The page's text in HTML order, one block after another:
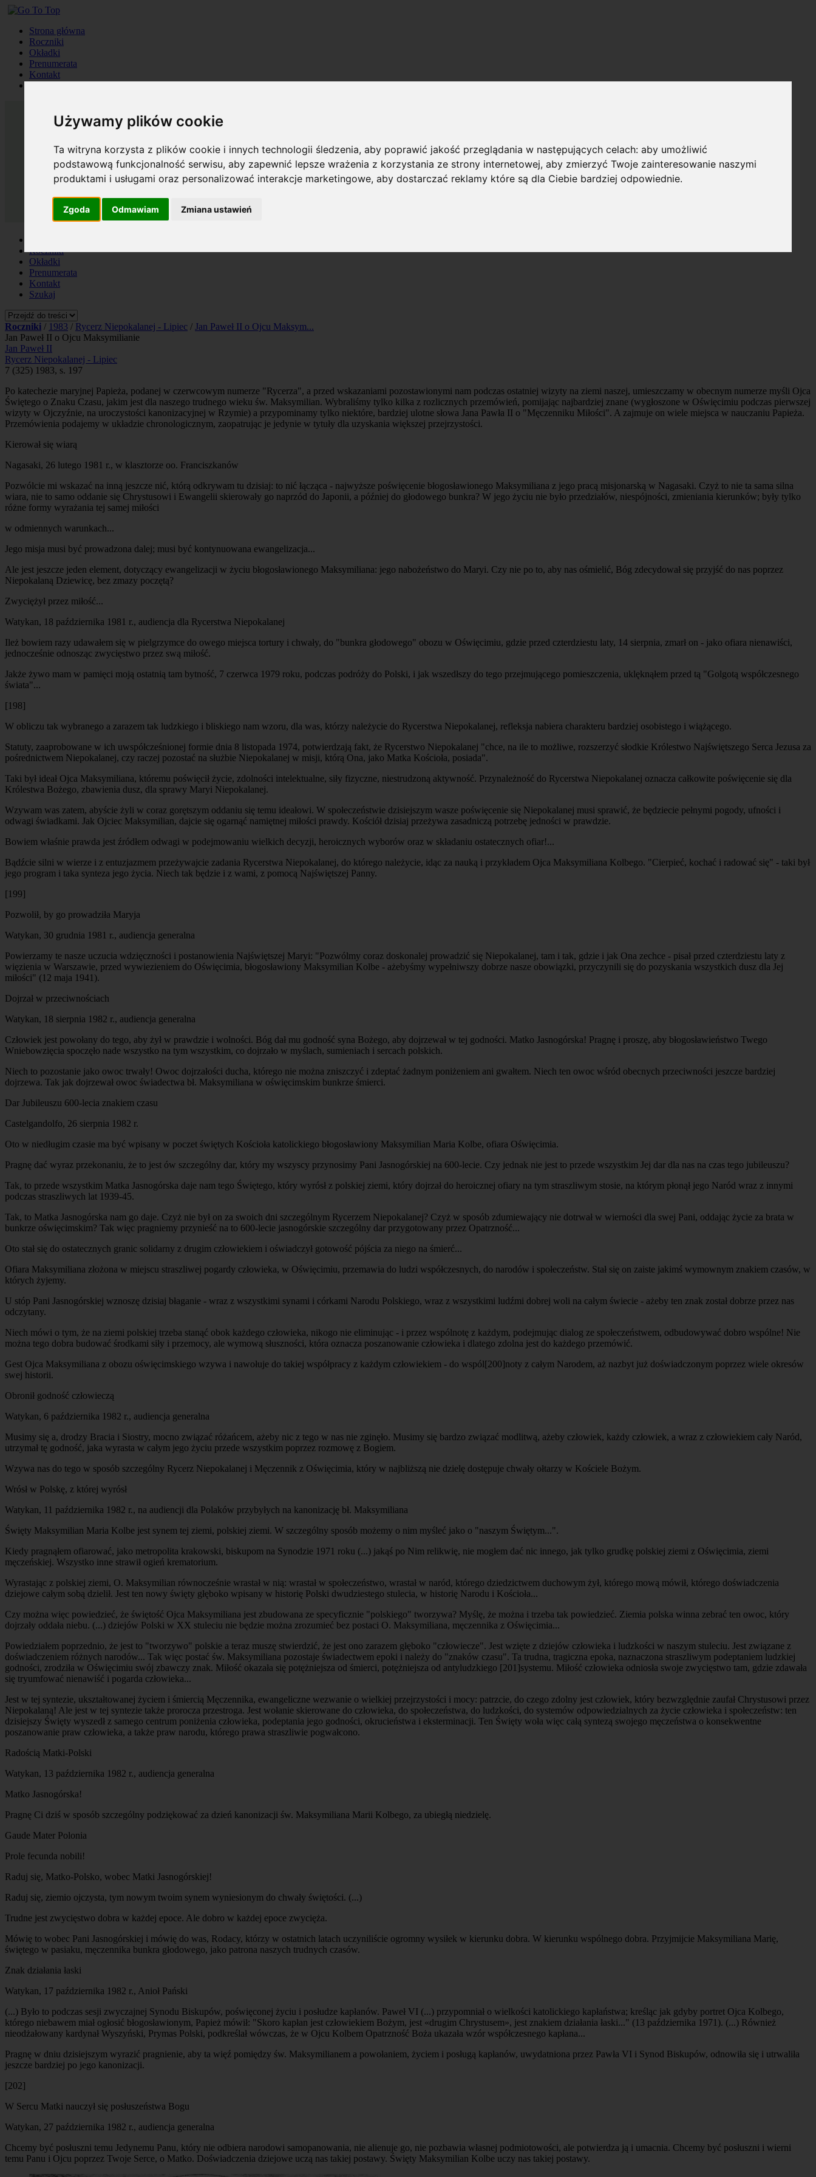
Używamy plików cookie
Ta witryna korzysta z plików cookie i innych technologii śledzenia, aby poprawić jakość przeglądania w następujących celach:aby umożliwić
podstawową funkcjonalność serwisu,aby zapewnić lepsze wrażenia z korzystania ze strony internetowej,aby zmierzyć Twoje zainteresowanie naszymi
produktami i usługami oraz personalizować interakcje marketingowe,aby dostarczać reklamy które są dla Ciebie bardziej odpowiednie.
Zgoda Odmawiam Zmiana ustawień
Strona główna
Roczniki
Okładki
Prenumerata
Kontakt
Roczniki
Okładki
Prenumerata
Kontakt
Szukaj
Roczniki / 1983 / Rycerz Niepokalanej - Lipiec / Jan Paweł II o Ojcu Maksym...
Jan Paweł II o Ojcu Maksymilianie
Jan Paweł II
Rycerz Niepokalanej - Lipiec
7 (325) 1983, s. 197
Po katechezie maryjnej Papieża, podanej w czerwcowym numerze "Rycerza", a przed wskazaniami pozostawionymi nam podczas ostatniej wizyty na ziemi naszej, umieszczamy w obecnym numerze myśli Ojca
Świętego o Znaku Czasu, jakim jest dla naszego trudnego wieku św. Maksymilian. Wybraliśmy tylko kilka z rozlicznych przemówień, pomijając najbardziej znane (wygłoszone w Oświęcimiu podczas pierwszej
wizyty w Ojczyźnie, na uroczystości kanonizacyjnej w Rzymie) a przypominamy tylko niektóre, bardziej ulotne słowa Jana Pawła II o "Męczenniku Miłości". A zajmuje on wiele miejsca w nauczaniu Papieża.
Przemówienia podajemy w układzie chronologicznym, zaopatrując je jedynie w tytuły dla uzyskania większej przejrzystości.
Kierował się wiarą
Nagasaki, 26 lutego 1981 r., w klasztorze oo. Franciszkanów
Pozwólcie mi wskazać na inną jeszcze nić, którą odkrywam tu dzisiaj: to nić łącząca - najwyższe poświęcenie błogosławionego Maksymiliana z jego pracą misjonarską w Nagasaki. Czyż to nie ta sama silna
wiara, nie to samo oddanie się Chrystusowi i Ewangelii skierowały go naprzód do Japonii, a później do głodowego bunkra? W jego życiu nie było przedziałów, niespójności, zmieniania kierunków; były tylko
różne formy wyrażania tej samej miłości
w odmiennych warunkach...
Jego misja musi być prowadzona dalej; musi być kontynuowana ewangelizacja...
Ale jest jeszcze jeden element, dotyczący ewangelizacji w życiu błogosławionego Maksymiliana: jego nabożeństwo do Maryi. Czy nie po to, aby nas ośmielić, Bóg zdecydował się przyjść do nas poprzez
Niepokalaną Dziewicę, bez zmazy poczętą?
Zwyciężył przez miłość...
Watykan, 18 października 1981 r., audiencja dla Rycerstwa Niepokalanej
Ileż bowiem razy udawałem się w pielgrzymce do owego miejsca tortury i chwały, do "bunkra głodowego" obozu w Oświęcimiu, gdzie przed czterdziestu laty, 14 sierpnia, zmarł on - jako ofiara nienawiści,
jednocześnie odnosząc zwycięstwo przez swą miłość.
Jakże żywo mam w pamięci moją ostatnią tam bytność, 7 czerwca 1979 roku, podczas podróży do Polski, i jak wszedłszy do tego przejmującego pomieszczenia, uklęknąłem przed tą "Golgotą współczesnego
świata"...
[198]
W obliczu tak wybranego a zarazem tak ludzkiego i bliskiego nam wzoru, dla was, którzy należycie do Rycerstwa Niepokalanej, refleksja nabiera charakteru bardziej osobistego i wiążącego.
Statuty, zaaprobowane w ich uwspółcześnionej formie dnia 8 listopada 1974, potwierdzają fakt, że Rycerstwo Niepokalanej "chce, na ile to możliwe, rozszerzyć słodkie Królestwo Najświętszego Serca Jezusa za
pośrednictwem Niepokalanej, czy raczej pozostać na służbie Niepokalanej w misji, którą Ona, jako Matka Kościoła, posiada".
Taki był ideał Ojca Maksymiliana, któremu poświęcił życie, zdolności intelektualne, siły fizyczne, niestrudzoną aktywność. Przynależność do Rycerstwa Niepokalanej oznacza całkowite poświęcenie się dla
Królestwa Bożego, zbawienia dusz, dla sprawy Maryi Niepokalanej.
Wzywam was zatem, abyście żyli w coraz gorętszym oddaniu się temu ideałowi. W społeczeństwie dzisiejszym wasze poświęcenie się Niepokalanej musi sprawić, że będziecie pełnymi pogody, ufności i
odwagi świadkami. Jak Ojciec Maksymilian, dajcie się ogarnąć namiętnej miłości prawdy. Kościół dzisiaj przeżywa zasadniczą potrzebę jedności w prawdzie.
Bowiem właśnie prawda jest źródłem odwagi w podejmowaniu wielkich decyzji, heroicznych wyborów oraz w składaniu ostatecznych ofiar!...
Bądźcie silni w wierze i z entuzjazmem przeżywajcie zadania Rycerstwa Niepokalanej, do którego należycie, idąc za nauką i przykładem Ojca Maksymiliana Kolbego. "Cierpieć, kochać i radować się" - taki był
jego program i taka synteza jego życia. Niech tak będzie i z wami, z pomocą Najświętszej Panny.
[199]
Pozwolił, by go prowadziła Maryja
Watykan, 30 grudnia 1981 r., audiencja generalna
Powierzamy te nasze uczucia wdzięczności i postanowienia Najświętszej Maryi: "Pozwólmy coraz doskonalej prowadzić się Niepokalanej, tam i tak, gdzie i jak Ona zechce - pisał przed czterdziestu laty z
więzienia w Warszawie, przed wywiezieniem do Oświęcimia, błogosławiony Maksymilian Kolbe - ażebyśmy wypełniwszy dobrze nasze obowiązki, przyczynili się do pozyskania wszystkich dusz dla Jej
miłości" (12 maja 1941).
Dojrzał w przeciwnościach
Watykan, 18 sierpnia 1982 r., audiencja generalna
Człowiek jest powołany do tego, aby żył w prawdzie i wolności. Bóg dał mu godność syna Bożego, aby dojrzewał w tej godności. Matko Jasnogórska! Pragnę i proszę, aby błogosławieństwo Twego
Wniebowzięcia spoczęło nade wszystko na tym wszystkim, co dojrzało w myślach, sumieniach i sercach polskich.
Niech to pozostanie jako owoc trwały! Owoc dojrzałości ducha, którego nie można zniszczyć i zdeptać żadnym poniżeniem ani gwałtem. Niech ten owoc wśród obecnych przeciwności jeszcze bardziej
dojrzewa. Tak jak dojrzewał owoc świadectwa bł. Maksymiliana w oświęcimskim bunkrze śmierci.
Dar Jubileuszu 600-lecia znakiem czasu
Castelgandolfo, 26 sierpnia 1982 r.
Oto w niedługim czasie ma być wpisany w poczet świętych Kościoła katolickiego błogosławiony Maksymilian Maria Kolbe, ofiara Oświęcimia.
Pragnę dać wyraz przekonaniu, że to jest ów szczególny dar, który my wszyscy przynosimy Pani Jasnogórskiej na 600-lecie. Czy jednak nie jest to przede wszystkim Jej dar dla nas na czas tego jubileuszu?
Tak, to przede wszystkim Matka Jasnogórska daje nam tego Świętego, który wyrósł z polskiej ziemi, który dojrzał do heroicznej ofiary na tym straszliwym stosie, na którym płonął jego Naród wraz z innymi
podczas straszliwych lat 1939-45.
Tak, to Matka Jasnogórska nam go daje. Czyż nie był on za swoich dni szczególnym Rycerzem Niepokalanej? Czyż w sposób zdumiewający nie dotrwał w wierności dla swej Pani, oddając życie za brata w
bunkrze oświęcimskim? Tak więc pragniemy przynieść na to 600-lecie jasnogórskie szczególny dar przygotowany przez Opatrzność...
Oto stał się do ostatecznych granic solidarny z drugim człowiekiem i oświadczył gotowość pójścia za niego na śmierć...
Ofiara Maksymiliana złożona w miejscu straszliwej pogardy człowieka, w Oświęcimiu, przemawia do ludzi współczesnych, do narodów i społeczeństw. Stał się on zaiste jakimś wymownym znakiem czasów, w
których żyjemy.
U stóp Pani Jasnogórskiej wznoszę dzisiaj błaganie - wraz z wszystkimi synami i córkami Narodu Polskiego, wraz z wszystkimi ludźmi dobrej woli na całym świecie - ażeby ten znak został dobrze przez nas
odczytany.
Niech mówi o tym, że na ziemi polskiej trzeba stanąć obok każdego człowieka, nikogo nie eliminując - i przez wspólnotę z każdym, podejmując dialog ze społeczeństwem, odbudowywać dobro wspólne! Nie
można tego dobra budować środkami siły i przemocy, ale wymową słuszności, która oznacza poszanowanie człowieka i dlatego zdolna jest do każdego przemówić.
Gest Ojca Maksymiliana z obozu oświęcimskiego wzywa i nawołuje do takiej współpracy z każdym człowiekiem - do wspól[200]noty z całym Narodem, aż nazbyt już doświadczonym poprzez wiele okresów
swej historii.
Obronił godność człowieczą
Watykan, 6 października 1982 r., audiencja generalna
Musimy się a, drodzy Bracia i Siostry, mocno związać różańcem, ażeby nic z tego w nas nie zginęło. Musimy się bardzo związać modlitwą, ażeby człowiek, każdy człowiek, a wraz z człowiekiem cały Naród,
utrzymał tę godność, jaka wyrasta w całym jego życiu przede wszystkim poprzez rozmowę z Bogiem.
Wzywa nas do tego w sposób szczególny Rycerz Niepokalanej i Męczennik z Oświęcimia, który w najbliższą nie dzielę dostępuje chwały ołtarzy w Kościele Bożym.
Wrósł w Polskę, z której wyrósł
Watykan, 11 października 1982 r., na audiencji dla Polaków przybyłych na kanonizację bł. Maksymiliana
Święty Maksymilian Maria Kolbe jest synem tej ziemi, polskiej ziemi. W szczególny sposób możemy o nim myśleć jako o "naszym Świętym...".
Kiedy pragnąłem ofiarować, jako metropolita krakowski, biskupom na Synodzie 1971 roku (...) jakąś po Nim relikwię, nie mogłem dać nic innego, jak tylko grudkę polskiej ziemi z Oświęcimia, ziemi
męczeńskiej. Wszystko inne strawił ogień krematorium.
Wyrastając z polskiej ziemi, O. Maksymilian równocześnie wrastał w nią: wrastał w społeczeństwo, wrastał w naród, którego dziedzictwem duchowym żył, którego mową mówił, którego doświadczenia
dziejowe całym sobą dzielił. Jest ten nowy święty głęboko wpisany w historię Polski dwudziestego stulecia, w historię Narodu i Kościoła...
Czy można więc powiedzieć, że świętość Ojca Maksymiliana jest zbudowana ze specyficznie "polskiego" tworzywa? Myślę, że można i trzeba tak powiedzieć. Ziemia polska winna zebrać ten owoc, który
dojrzały oddała niebu. (...) dziejów Polski w XX stuleciu nie będzie można zrozumieć bez postaci O. Maksymiliana, męczennika z Oświęcimia...
Powiedziałem poprzednio, że jest to "tworzywo" polskie a teraz muszę stwierdzić, że jest ono zarazem głęboko "człowiecze". Jest wzięte z dziejów człowieka i ludzkości w naszym stuleciu. Jest związane z
doświadczeniem różnych narodów... Tak więc postać św. Maksymiliana pozostaje świadectwem epoki i należy do "znaków czasu". Ta trudna, tragiczna epoka, naznaczona straszliwym podeptaniem ludzkiej
godności, zrodziła w Oświęcimiu swój zbawczy znak. Miłość okazała się potężniejsza od śmierci, potężniejsza od antyludzkiego [201]systemu. Miłość człowieka odniosła swoje zwycięstwo tam, gdzie zdawała
się tryumfować nienawiść i pogarda człowieka...
Jest w tej syntezie, ukształtowanej życiem i śmiercią Męczennika, ewangeliczne wezwanie o wielkiej przejrzystości i mocy: patrzcie, do czego zdolny jest człowiek, który bezwzględnie zaufał Chrystusowi przez
Niepokalaną! Ale jest w tej syntezie także prorocza przestroga. Jest wołanie skierowane do człowieka, do społeczeństwa, do ludzkości, do systemów odpowiedzialnych za życie człowieka i społeczeństw: ten
dzisiejszy Święty wyszedł z samego centrum poniżenia człowieka, podeptania jego godności, okrucieństwa i eksterminacji. Ten Święty woła więc całą syntezą swojego męczeństwa o konsekwentne
poszanowanie praw człowieka, a także praw narodu, którego prawa straszliwie pogwałcono.
Radością Matki-Polski
Watykan, 13 października 1982 r., audiencja generalna
Matko Jasnogórska!
Pragnę Ci dziś w sposób szczególny podziękować za dzień kanonizacji św. Maksymiliana Marii Kolbego, za ubiegłą niedzielę.
Gaude Mater Polonia
Prole fecunda nobili!
Raduj się, Matko-Polsko, wobec Matki Jasnogórskiej!
Raduj się, ziemio ojczysta, tym nowym twoim synem wyniesionym do chwały świętości. (...)
Trudne jest zwycięstwo dobra w każdej epoce. Ale dobro w każdej epoce zwycięża.
Mówię to wobec Pani Jasnogórskiej i mówię do was, Rodacy, którzy w ostatnich latach uczyniliście ogromny wysiłek w kierunku dobra. W kierunku wspólnego dobra. Przyjmijcie Maksymiliana Marię,
świętego w pasiaku, męczennika bunkra głodowego, jako patrona naszych trudnych czasów.
Znak działania łaski
Watykan, 17 października 1982 r., Anioł Pański
(...) Było to podczas sesji zwyczajnej Synodu Biskupów, poświęconej życiu i posłudze kapłanów. Paweł VI (...) przypomniał o wielkości katolickiego kapłaństwa; kreśląc jak gdyby portret Ojca Kolbego,
którego niebawem miał ogłosić błogosławionym, Papież mówił: "Skoro kapłan jest człowiekiem Bożym, jest «drugim Chrystusem», jest znakiem działania łaski..." (13 października 1971). (...) Również
nieodżałowany kardynał Wyszyński, Prymas Polski, podkreślał wówczas, że w Ojcu Kolbem Opatrzność Boża ukazała wzór współczesnego kapłana...
Pragnę w dniu dzisiejszym wyrazić pragnienie, aby ta więź pomiędzy św. Maksymilianem a powołaniem, życiem i posługą kapłanów, uwydatniona przez Pawła VI i Synod Biskupów, odnowiła się i utrwaliła
jeszcze bardziej po jego kanonizacji.
[202]
W Sercu Matki nauczył się posłuszeństwa Bogu
Watykan, 27 października 1982 r., audiencja generalna
Chcemy być posłuszni temu Jedynemu Panu, który nie odbiera narodowi samopanowania, nie alienuje go, nie pozbawia własnej podmiotowości, ale potwierdza ją i umacnia. Chcemy być posłuszni i wierni
temu Panu i Ojcu poprzez Twoje Serce, o Matko. Doświadczenia dziejowe uczą nas takiej postawy. Święty Maksymilian Kolbe uczy nas takiej postawy.